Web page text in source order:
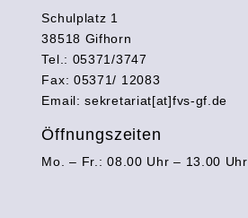
Schulplatz 1
38518 Gifhorn
Tel.: 05371/3747
Fax: 05371/ 12083
Email: sekretariat[at]fvs-gf.de
Öffnungszeiten
Mo. – Fr.: 08.00 Uhr – 13.00 Uhr